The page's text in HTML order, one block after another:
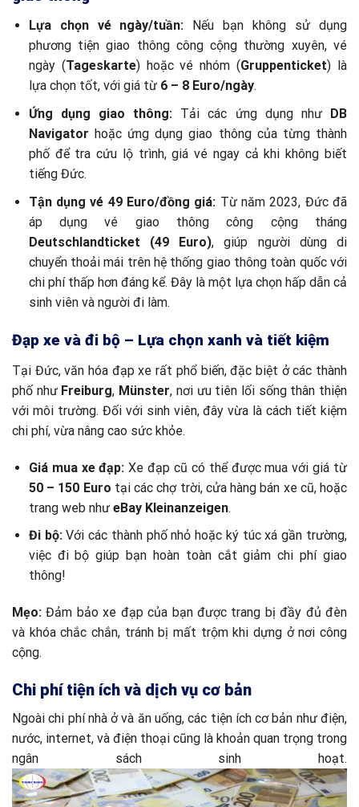
Lựa chọn vé ngày/tuần: Nếu bạn không sử dụng
phương tiện giao thông công cộng thường xuyên, vé
ngày (Tageskarte) hoặc vé nhóm (Gruppenticket) là
lựa chọn tốt, với giá từ 6 – 8 Euro/ngày.
Ứng dụng giao thông: Tải các ứng dụng như DB
Navigator hoặc ứng dụng giao thông của từng thành
phố để tra cứu lộ trình, giá vé ngay cả khi không biết
tiếng Đức.
Tận dụng vé 49 Euro/đồng giá: Từ năm 2023, Đức đã
áp dụng vé giao thông công cộng tháng
Deutschlandticket (49 Euro), giúp người dùng di
chuyển thoải mái trên hệ thống giao thông toàn quốc với
chi phí thấp hơn đáng kể. Đây là một lựa chọn hấp dẫn cả
sinh viên và người đi làm.
Đạp xe và đi bộ – Lựa chọn xanh và tiết kiệm
Tại Đức, văn hóa đạp xe rất phổ biến, đặc biệt ở các thành
phố như Freiburg, Münster, nơi ưu tiên lối sống thân thiện
với môi trường. Đối với sinh viên, đây vừa là cách tiết kiệm
chi phí, vừa nâng cao sức khỏe.
Giá mua xe đạp: Xe đạp cũ có thể được mua với giá từ
50 – 150 Euro tại các chợ trời, cửa hàng bán xe cũ, hoặc
trang web như eBay Kleinanzeigen.
Đi bộ:Với các thành phố nhỏ hoặc ký túc xá gần trường,
việc đi bộ giúp bạn hoàn toàn cắt giảm chi phí giao
thông!
Mẹo: Đảm bảo xe đạp của bạn được trang bị đầy đủ đèn
và khóa chắc chắn, tránh bị mất trộm khi dựng ở nơi công
cộng.
Chi phí tiện ích và dịch vụ cơ bản
Ngoài chi phí nhà ở và ăn uống, các tiện ích cơ bản như điện,
nước, internet, và điện thoại cũng là khoản quan trọng trong
ngân sách sinh hoạt.